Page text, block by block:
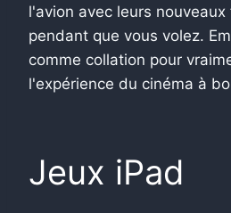
l'avion avec leurs
pendant que vous volez.
comme collation pour
l'expérience du cinéma à
Jeux iPad